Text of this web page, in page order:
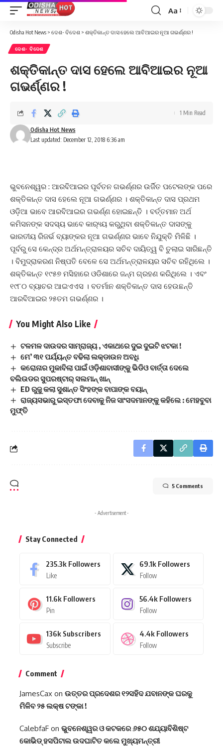
Font
Resizer
Aa
Odisha Hot News > ଦେଶ- ବିଦେଶ > ଶକ୍ତିକାନ୍ତ ଦାସ ହେଲେ ଆବିଆଇର ନୂଆ ଗଭର୍ଣ୍ଣର !
ଦେଶ- ବିଦେଶ
ଶକ୍ତିକାନ୍ତ ଦାସ ହେଲେ ଆବିଆଇର ନୂଆ
ଗଭର୍ଣ୍ଣର !
Last updated: December 12, 2018 6:36 am
Odisha Hot News
1 Min Read
ଭୁବନେଶ୍ୱର : ଆରବିଆଇର ପୂର୍ବତନ ଗଭର୍ଣ୍ଣର ଉର୍ଜିତ ପଟେଲଙ୍କ ପରେ
ଶକ୍ତିକାନ୍ତ ଦାସ ହେଲେ ନୂଆ ଗଭର୍ଣ୍ଣର । ଶକ୍ତିକାନ୍ତ ଦାସ ପ୍ରଥମ
ଓଡ଼ିଆ ଭାବେ ଆରବିଆଇର ଗଭର୍ଣ୍ଣ ହୋଇଛନ୍ତି । ବର୍ତ୍ତମାନ ଅର୍ଥ
କମିସନଙ୍କ ସଦସ୍ୟ ଭାବେ କାର‌୍ୟ୍ୟ କରୁଥିବା ଶକ୍ତିକାନ୍ତ ଦାସଙ୍କୁ
ଭାରତୀୟ ରିଜର୍ଭ ବ୍ୟାଙ୍କର ନୂଆ ଗଭର୍ଣ୍ଣର ଭାବେ ନିଯୁକ୍ତି ମିଳିଛି ।
ପୂର୍ବରୁ ସେ କେନ୍ଦ୍ର ଅର୍ଥମନ୍ତ୍ରାଳୟର ସଚିବ ଦାୟିତ୍ୱ ବି ତୁଲାଇ ସାରିଛନ୍ତି
। ବିମୁଦ୍ରାକରଣ ନିଷ୍ପତି ବେଳେ ସେ ଅର୍ଥମନ୍ତ୍ରାଳୟର ସଚିବ ରହିଥିଲେ ।
ଶକ୍ତିକାନ୍ତ ୧୯୫୭ ମସିହାରେ ଓଡିଶାରେ ଜନ୍ମ ଗ୍ରହଣ କରିଥିଲେ । ଏବଂ
୧୯୮୦ ବ୍ୟାଚର ଆଇଏଏସ । ବତର୍ମାନ ଶକ୍ତିକାନ୍ତ ଦାସ ହେଉଛନ୍ତି
ଆରବିଆଇର ୨୫ତମ ଗଭର୍ଣ୍ଣର ।
You Might Also Like
ଟଳମଳ ଦାଉଦର ସାମ୍ରାଜ୍ୟ , ଏକାଥରେ ଦୁଇ ଦୁଇଟି ଝଟକା !
ମେ’ ୩୧ ପର୍ଯ୍ୟନ୍ତ ବଢିଲା ଲକ୍‌ଡାଉନ ଅବଧି
କରୋନାର ମୁକାବିଲା ପାଇଁ ଓଡ଼ିଶାବାସୀଙ୍କୁ ଭିଡିଓ ବାର୍ତ୍ତା ଦେଲେ
ବଲିଉଡର ସୁପରଷ୍ଟାର୍ ସଲମାନ୍ ଖାନ୍
ED ରୁଜୁ କଲା ସୁଶାନ୍ତ ସିଂହଙ୍କ ବାପାଙ୍କ ବୟାନ୍
ରାଜ୍ୟସଭାରୁ ଇସ୍ତଫା ଦେବାକୁ ନିଜ ସାଂସଦମାନଙ୍କୁ କହିଲେ : ମେହବୁବା
ମୁଫ୍‌ତି
5 Comments
- Advertisement -
Stay Connected
235.3k Followers
Like
69.1k Followers
Follow
11.6k Followers
Pin
56.4k Followers
Follow
136k Subscribers
Subscribe
4.4k Followers
Follow
Comment
JamesCax on ଉତ୍ତର ପ୍ରଦେଶର ୧୨ସହିଦ ଯବାନଙ୍କ ଘରକୁ
ମିଳିବ ୨୫ ଲକ୍ଷ ଟଙ୍କା !
CalebfaF on ଭୁବନେଶ୍ୱର ଓ କଟକରେ ୬୫୦ ଶଯ୍ୟାବିଶିଷ୍ଟ
କୋଭିଡ୍ ହସପିଟାଲ ଉଦଘାଟିତ କଲେ ମୁଖ୍ୟମନ୍ତ୍ରୀ